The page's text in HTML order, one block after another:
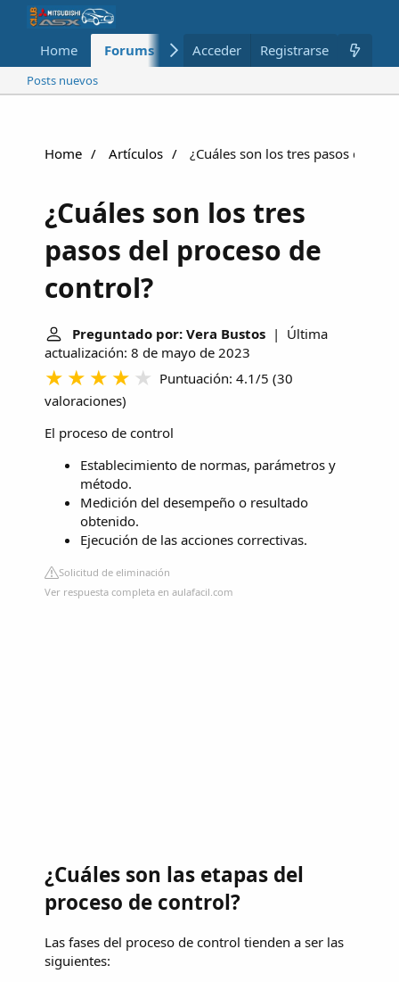
Home Forums Nuevo Miembros
Acceder Registrarse
Posts nuevos
Home Artículos ¿Cuáles son los tres pasos del
¿Cuáles son los tres
pasos del proceso de
control?
Preguntado por: Vera Bustos | Última
actualización: 8 de mayo de 2023
Puntuación: 4.1/5 (30
valoraciones)
El proceso de control
Establecimiento de normas, parámetros y
método.
Medición del desempeño o resultado
obtenido.
Ejecución de las acciones correctivas.
Solicitud de eliminación
Ver respuesta completa en aulafacil.com
¿Cuáles son las etapas del
proceso de control?
Las fases del proceso de control tienden a ser las
siguientes: